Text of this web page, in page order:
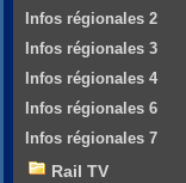
Infos régionales 2
Infos régionales 3
Infos régionales 4
Infos régionales 6
Infos régionales 7
Rail TV